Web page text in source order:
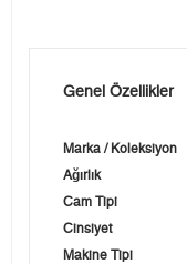
Genel Özellikler
Marka / Koleksiyon
Ağırlık
Cam Tipi
Cinsiyet
Makine Tipi